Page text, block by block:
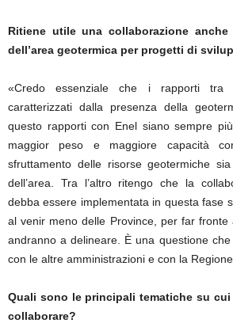
Ritiene utile una collaborazione
dell’area geotermica per progetti di
«Credo essenziale che i rapporti
caratterizzati dalla presenza della
questo rapporti con Enel siano sempre
maggior peso e maggiore capacità
sfruttamento delle risorse geotermiche
dell’area. Tra l’altro ritengo che la
debba essere implementata in questa fase
al venir meno delle Province, per far
andranno a delineare. È una questione
con le altre amministrazioni e con la Regione
Quali sono le principali tematiche su cui
collaborare?